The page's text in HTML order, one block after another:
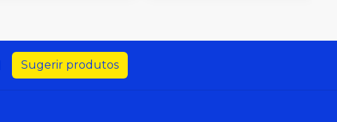
Sugerir produtos